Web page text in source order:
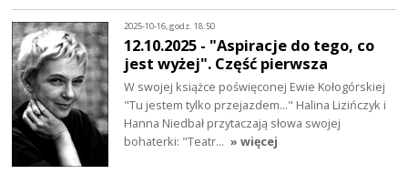
2025-10-16, godz. 18:50
12.10.2025 - "Aspiracje do tego, co
jest wyżej". Część pierwsza
W swojej książce poświęconej Ewie Kołogórskiej
"Tu jestem tylko przejazdem..." Halina Lizińczyk i
Hanna Niedbał przytaczają słowa swojej
bohaterki: "Teatr… » więcej